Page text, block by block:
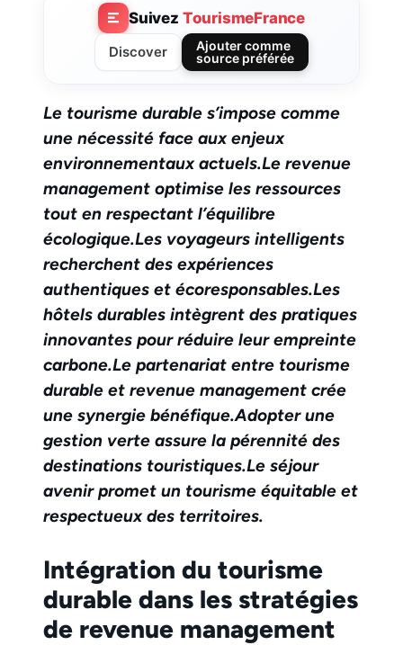
Suivez TourismeFrance
Discover
Ajouter comme
source préférée
Le tourisme durable s’impose comme
une nécessité face aux enjeux
environnementaux actuels.Le revenue
management optimise les ressources
tout en respectant l’équilibre
écologique.Les voyageurs intelligents
recherchent des expériences
authentiques et écoresponsables.Les
hôtels durables intègrent des pratiques
innovantes pour réduire leur empreinte
carbone.Le partenariat entre tourisme
durable et revenue management crée
une synergie bénéfique.Adopter une
gestion verte assure la pérennité des
destinations touristiques.Le séjour
avenir promet un tourisme équitable et
respectueux des territoires.
Intégration du tourisme
durable dans les stratégies
de revenue management